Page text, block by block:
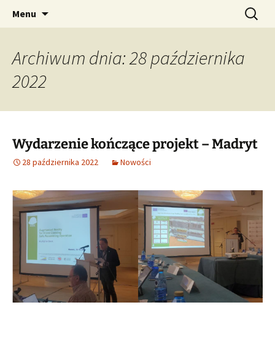
ARSC
Augmented Reality for Stone Cladding Safe
Assembling Operation
Menu Szukaj:
Archiwum dnia: 28 października
2022
Wydarzenie kończące projekt – Madryt
28 października 2022 Nowości